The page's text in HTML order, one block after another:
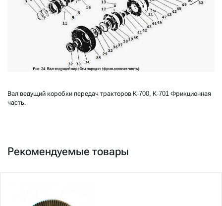
Вал ведущий коробки передач тракторов К-700, К-701 Фрикционная
часть.
Рекомендуемые товары